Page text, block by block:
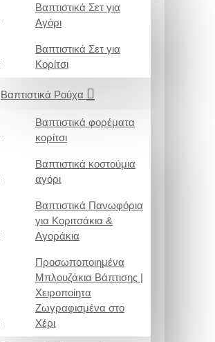
Βαπτιστικά Σετ για
Αγόρι
Βαπτιστικά Σετ για
Κορίτσι
Βαπτιστικά Ρούχα
Βαπτιστικά φορέματα
κορίτσι
Βαπτιστικά κοστούμια
αγόρι
Βαπτιστικά Πανωφόρια
για Κοριτσάκια &
Αγοράκια
Προσωποποιημένα
Μπλουζάκια Βάπτισης |
Χειροποίητα
Ζωγραφισμένα στο
Χέρι